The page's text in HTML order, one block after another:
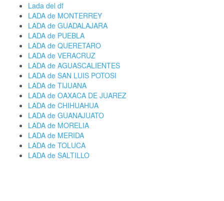
Lada del df
LADA de MONTERREY
LADA de GUADALAJARA
LADA de PUEBLA
LADA de QUERETARO
LADA de VERACRUZ
LADA de AGUASCALIENTES
LADA de SAN LUIS POTOSI
LADA de TIJUANA
LADA de OAXACA DE JUAREZ
LADA de CHIHUAHUA
LADA de GUANAJUATO
LADA de MORELIA
LADA de MERIDA
LADA de TOLUCA
LADA de SALTILLO